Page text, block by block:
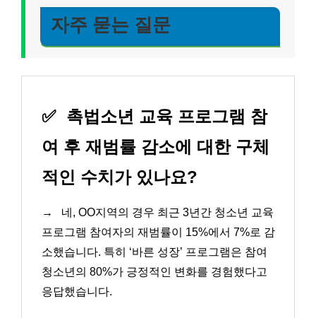
자주 묻는 질문
✅ 촉법소년 교육 프로그램 참
여 후 재범률 감소에 대한 구체
적인 수치가 있나요?
→
네, OO지역의 경우 최근 3년간 청소년 교육
프로그램 참여자의 재범률이 15%에서 7%로 감
소했습니다. 특히 ‘바른 성장’ 프로그램은 참여
청소년의 80%가 긍정적인 변화를 경험했다고
응답했습니다.